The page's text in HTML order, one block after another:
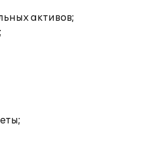
активов;